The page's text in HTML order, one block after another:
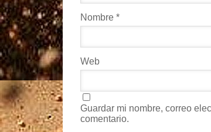
Nombre *
Web
Guardar mi nombre, correo
comentario.